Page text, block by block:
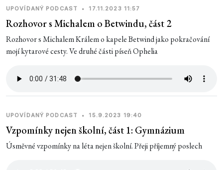
UPOVÍDANÝ PODCAST • 17.11.2023 11:57
Rozhovor s Michalem o Betwindu, část 2
Rozhovor s Michalem Králem o kapele Betwind jako pokračování
mojí kytarové cesty. Ve druhé části píseň Ophelia
UPOVÍDANÝ PODCAST • 15.9.2023 19:40
Vzpomínky nejen školní, část 1: Gymnázium
Úsměvné vzpomínky na léta nejen školní. Přeji příjemný poslech